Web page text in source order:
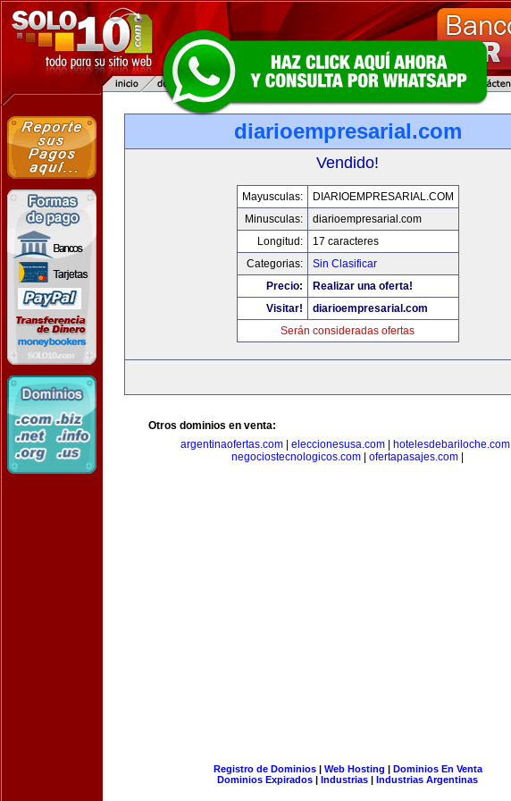
diarioempresarial.com
Vendido!
Mayusculas:
DIARIOEMPRESARIAL.COM
Minusculas:
diarioempresarial.com
Longitud:
17 caracteres
Categorias:
Sin Clasificar
Precio:
Realizar una oferta!
Visitar!
diarioempresarial.com
Serán consideradas ofertas
Otros dominios en venta:
argentinaofertas.com| eleccionesusa.com| hotelesdebariloche.com|
negociostecnologicos.com
ofertapasajes.com
Registro de Dominios| Web Hosting | Dominios En Venta
Dominios Expirados | Industrias | Industrias Argentinas